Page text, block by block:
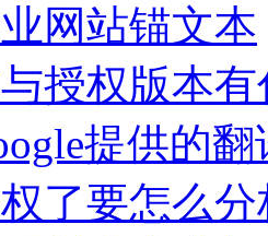
网站锚文本
授权版本
提供的
了要怎么